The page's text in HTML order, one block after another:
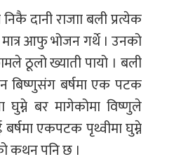
दानी राजाा बली प्रत्येक
आफु भोजन गर्थे । उनको
ठूलो ख्याती पायो । बली
बिष्णुसंग बर्षमा एक पटक
घुम्ने बर मागेकोमा विष्णुले
बर्षमा एकपटक पृथ्वीमा घुम्ने
कथन पनि छ ।